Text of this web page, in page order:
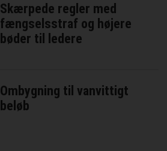
Skærpede regler med
fængselsstraf og højere
bøder til ledere
Ombygning til vanvittigt
beløb